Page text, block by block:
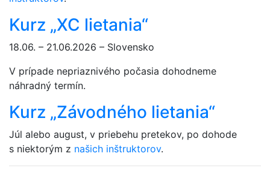
Kurz „XC lietania“
18.06. – 21.06.2026 – Slovensko
V prípade nepriaznivého počasia dohodneme
náhradný termín.
Kurz „Závodného lietania“
Júl alebo august, v priebehu pretekov, po dohode
s niektorým z našich inštruktorov.